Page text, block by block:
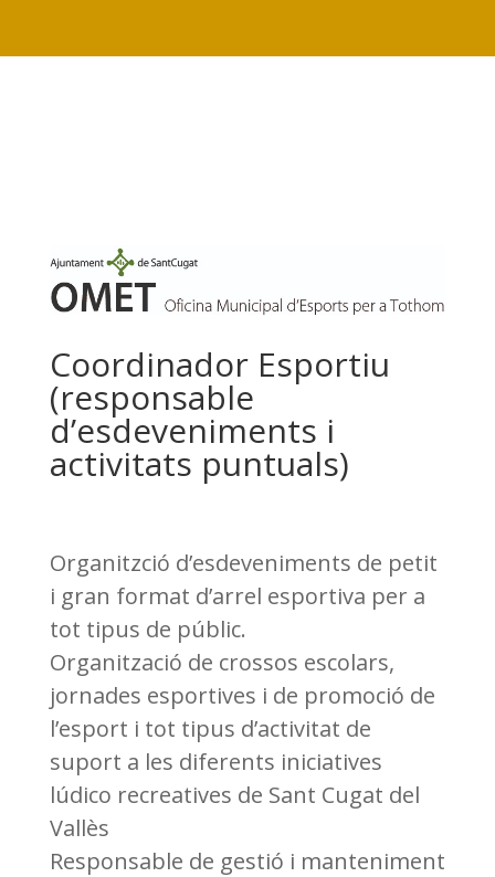
Coordinador Esportiu
(responsable
d’esdeveniments i
activitats puntuals)
Organitzció d’esdeveniments de petit
i gran format d’arrel esportiva per a
tot tipus de públic.
Organització de crossos escolars,
jornades esportives i de promoció de
l’esport i tot tipus d’activitat de
suport a les diferents iniciatives
lúdico recreatives de Sant Cugat del
Vallès
Responsable de gestió i manteniment